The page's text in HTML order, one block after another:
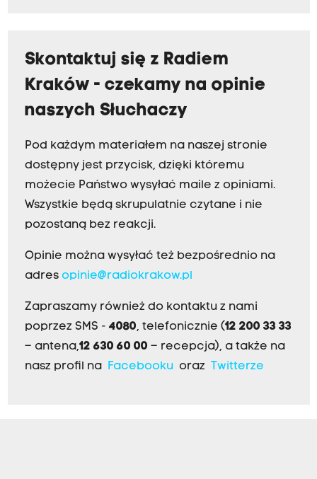
Skontaktuj się z Radiem
Kraków - czekamy na opinie
naszych Słuchaczy
Pod każdym materiałem na naszej stronie
dostępny jest przycisk, dzięki któremu
możecie Państwo wysyłać maile z opiniami.
Wszystkie będą skrupulatnie czytane i nie
pozostaną bez reakcji.
Opinie można wysyłać też bezpośrednio na
adres opinie@radiokrakow.pl
Zapraszamy również do kontaktu z nami
poprzez SMS - 4080, telefonicznie (12 200 33 33
– antena,12 630 60 00 – recepcja), a także na
nasz profil na
Facebookuoraz Twitterze